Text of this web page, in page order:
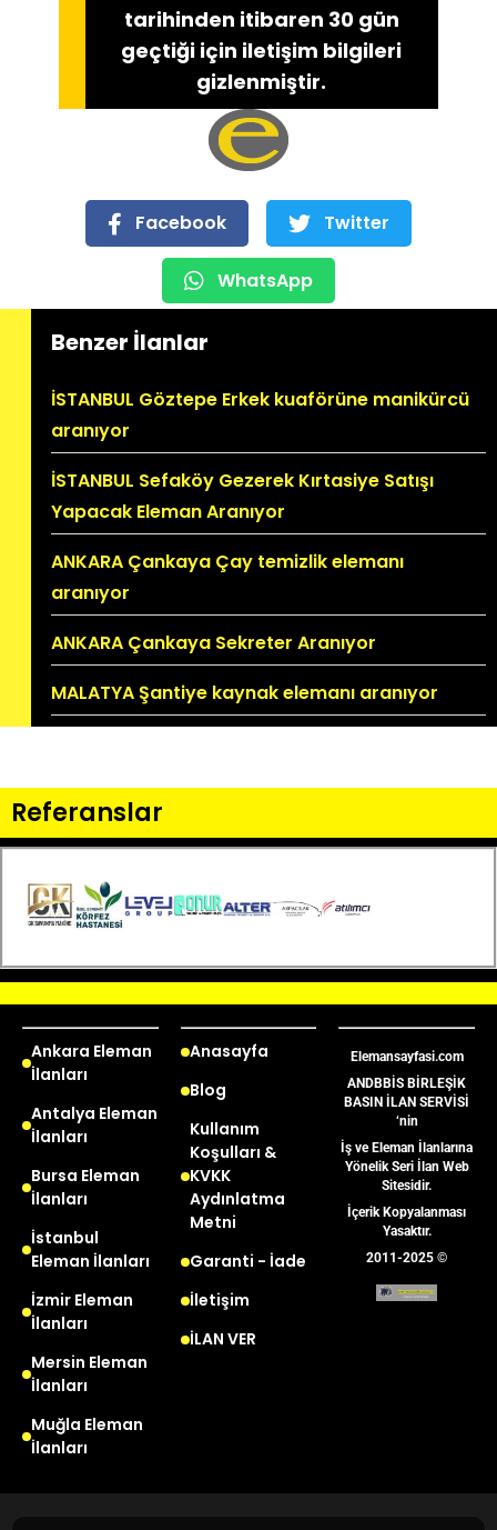
tarihinden itibaren 30 gün
geçtiği için iletişim bilgileri
gizlenmiştir.
Facebook Twitter
WhatsApp
Benzer İlanlar
İSTANBUL Göztepe Erkek kuaförüne manikürcü
aranıyor
İSTANBUL Sefaköy Gezerek Kırtasiye Satışı
Yapacak Eleman Aranıyor
ANKARA Çankaya Çay temizlik elemanı
aranıyor
ANKARA Çankaya Sekreter Aranıyor
MALATYA Şantiye kaynak elemanı aranıyor
Referanslar
Ankara Eleman
İlanları
Antalya Eleman
İlanları
Bursa Eleman
İlanları
İstanbul
Eleman İlanları
İzmir Eleman
İlanları
Mersin Eleman
İlanları
Muğla Eleman
İlanları
Anasayfa
Blog
Kullanım
Koşulları &
KVKK
Aydınlatma
Metni
Garanti - İade
İletişim
İLAN VER
Elemansayfasi.com
ANDBBİS BİRLEŞİK
BASIN İLAN SERVİSİ
‘nin
İş ve Eleman İlanlarına
Yönelik Seri İlan Web
Sitesidir.
İçerik Kopyalanması
Yasaktır.
2011-2025 ©